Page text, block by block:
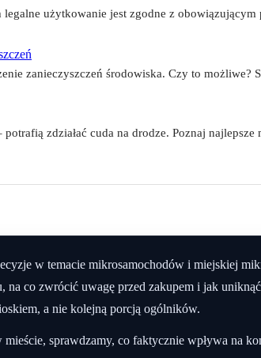
użytkowanie jest zgodne z
zanieczyszczeń środowiska. Czy to możliwe?
zdziałać cuda na drodze. Poznaj
w temacie mikrosamochodów i miejskiej
na co zwrócić uwagę przed zakupem i jak
a nie kolejną porcją ogólników.
sprawdzamy, co faktycznie wpływa na